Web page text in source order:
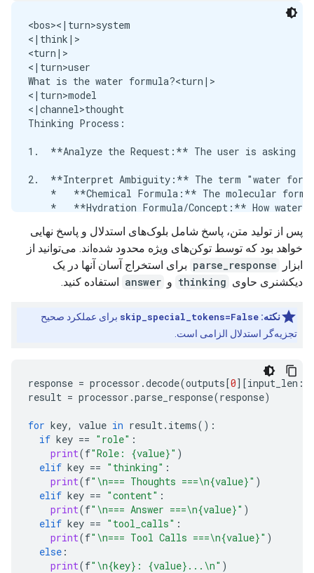
<bos><|turn>system
<|think|>
<turn|>
<|turn>user
What is the water formula?<turn|>
<|turn>model
<|channel>thought
Thinking Process:
1.  **Analyze the Request:** The user is asking
2.  **Interpret Ambiguity:** The term "water
*   **Chemical Formula:** The molecular
*   **Hydration Formula/Concept:** How water
*   **A Specific Context (e.g., cooking,
3.  **Determine the Most Likely Interpretation
4.  **Formulate the Chemical Answer:**
    *   Chemical Formula: \\(\text{H}_2\text{O}\\)
*   Structure: Two hydrogen atoms bonded to
5.  **Address Other Possible Interpretations (To
6.  **Draft the Response:**
*   Start with the most direct, scientific
    *   Explain what the formula means.
*   Briefly mention other related concepts
*   Ask for clarification if the user meant
7.  **Review against Identity Constraints:** (I am
8.  **Final Output Generation.** (Self-
### 1. Chemical Formula (The most likely answer)
If you are referring to the **chemical
پس از تولید متن، پاسخ شامل بلوک‌های استدلال و پاسخ نهایی
خواهد بود که توسط توکن‌های ویژه محدود شده‌اند. می‌توانید از
ابزار
parse_response برای استخراج آسان آنها در یک
دیکشنری حاوی thinking و answer استفاده کنید.
نکته: skip_special_tokens=False برای عملکرد صحیح
تجزیه‌گر استدلال الزامی است.
response = processor .decode(outputs[0][input_len
result = processor .parse_response(response)
for key, value in result. items():
if key == "role" :
print(f"Role: {value}" )
elif key == "thinking" :
print(f" \n=== Thoughts ===\n{value}" )
elif key == "content" :
print(f" \n=== Answer ===\n{value}" )
elif key == "tool_calls" :
print(f" \n=== Tool Calls ===\n{value}" )
else :
print(f" \n{key}: {value}... \n" )